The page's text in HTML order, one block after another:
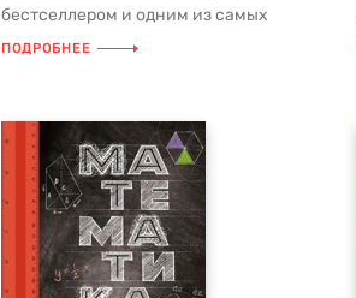
бестселлером и одним из самых
популярных пособий по воспитанию
ПОДРОБНЕЕ